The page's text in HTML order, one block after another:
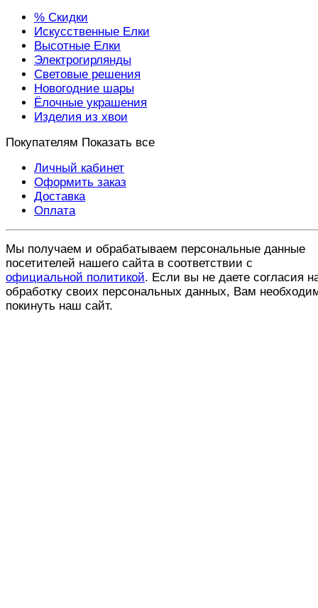
% Скидки
Искусственные Елки
Высотные Елки
Электрогирлянды
Световые решения
Новогодние шары
Ёлочные украшения
Изделия из хвои
Покупателям Показать все
Личный кабинет
Оформить заказ
Доставка
Оплата
Мы получаем и обрабатываем персональные данные
посетителей нашего сайта в соответствии с
официальной политикой. Если вы не даете согласия
обработку своих персональных данных, Вам
покинуть наш сайт.